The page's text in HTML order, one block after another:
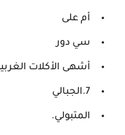
أم على
سي دور
أشهى الأكلات
7.الجبالي
المتبولي.